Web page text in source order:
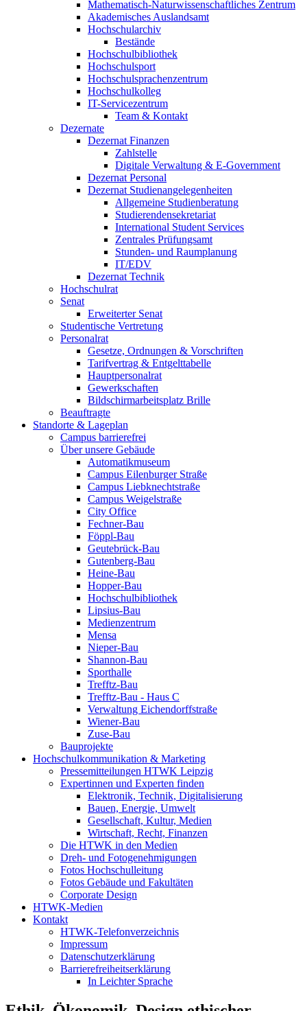
Mathematisch-Naturwissenschaftliches Zentrum
Akademisches Auslandsamt
Hochschularchiv
Bestände
Hochschulbibliothek
Hochschulsport
Hochschulsprachenzentrum
Hochschulkolleg
IT-Servicezentrum
Team & Kontakt
Dezernate
Dezernat Finanzen
Zahlstelle
Digitale Verwaltung & E-Government
Dezernat Personal
Dezernat Studienangelegenheiten
Allgemeine Studienberatung
Studierendensekretariat
International Student Services
Zentrales Prüfungsamt
Stunden- und Raumplanung
IT/EDV
Dezernat Technik
Hochschulrat
Senat
Erweiterter Senat
Studentische Vertretung
Personalrat
Gesetze, Ordnungen & Vorschriften
Tarifvertrag & Entgelttabelle
Hauptpersonalrat
Gewerkschaften
Bildschirmarbeitsplatz Brille
Beauftragte
Standorte & Lageplan
Campus barrierefrei
Über unsere Gebäude
Automatikmuseum
Campus Eilenburger Straße
Campus Liebknechtstraße
Campus Weigelstraße
City Office
Fechner-Bau
Föppl-Bau
Geutebrück-Bau
Gutenberg-Bau
Heine-Bau
Hopper-Bau
Hochschulbibliothek
Lipsius-Bau
Medienzentrum
Mensa
Nieper-Bau
Shannon-Bau
Sporthalle
Trefftz-Bau
Trefftz-Bau - Haus C
Verwaltung Eichendorffstraße
Wiener-Bau
Zuse-Bau
Bauprojekte
Hochschulkommunikation & Marketing
Pressemitteilungen HTWK Leipzig
Expertinnen und Experten finden
Elektronik, Technik, Digitalisierung
Bauen, Energie, Umwelt
Gesellschaft, Kultur, Medien
Wirtschaft, Recht, Finanzen
Die HTWK in den Medien
Dreh- und Fotogenehmigungen
Fotos Hochschulleitung
Fotos Gebäude und Fakultäten
Corporate Design
HTWK-Medien
Kontakt
HTWK-Telefonverzeichnis
Impressum
Datenschutzerklärung
Barrierefreiheitserklärung
In Leichter Sprache